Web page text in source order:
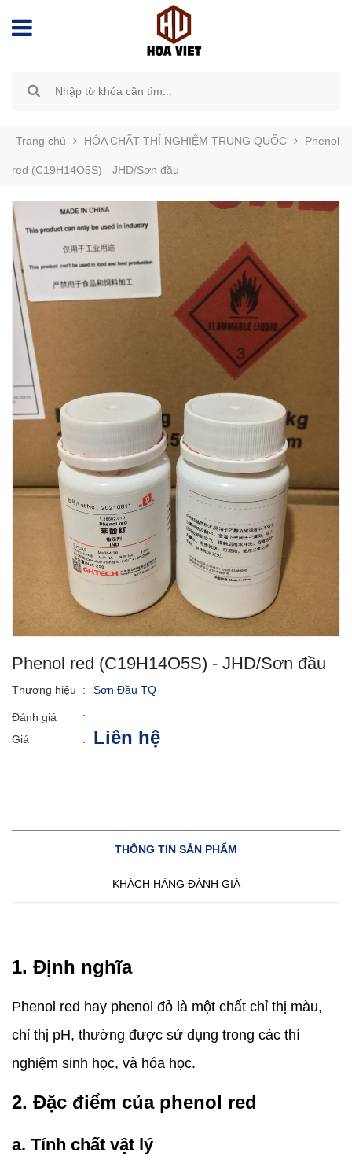
Trang chủ HÓA CHẤT THÍ NGHIỆM TRUNG QUỐC Phenol
red (C19H14O5S) - JHD/Sơn đầu
Phenol red (C19H14O5S) - JHD/Sơn đầu
Thương hiệu : Sơn Đầu TQ
Đánh giá
:
Giá
: Liên hệ
THÔNG TIN SẢN PHẨM
KHÁCH HÀNG ĐÁNH GIÁ
1. Định nghĩa
Phenol red hay phenol đỏ là một chất chỉ thị màu,
chỉ thị pH, thường được sử dụng trong các thí
nghiệm sinh học, và hóa học.
2. Đặc điểm của phenol red
a. Tính chất vật lý